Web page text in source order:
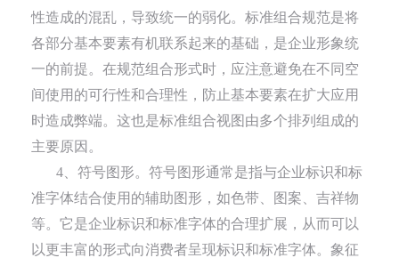
性造成的混乱，导致统一的弱化。标准组合规范是将
各部分基本要素有机联系起来的基础，是企业形象统
一的前提。在规范组合形式时，应注意避免在不同空
间使用的可行性和合理性，防止基本要素在扩大应用
时造成弊端。这也是标准组合视图由多个排列组成的
主要原因。
4、符号图形。符号图形通常是指与企业标识和标
准字体结合使用的辅助图形，如色带、图案、吉祥物
等。它是企业标识和标准字体的合理扩展，从而可以
以更丰富的形式向消费者呈现标识和标准字体。象征